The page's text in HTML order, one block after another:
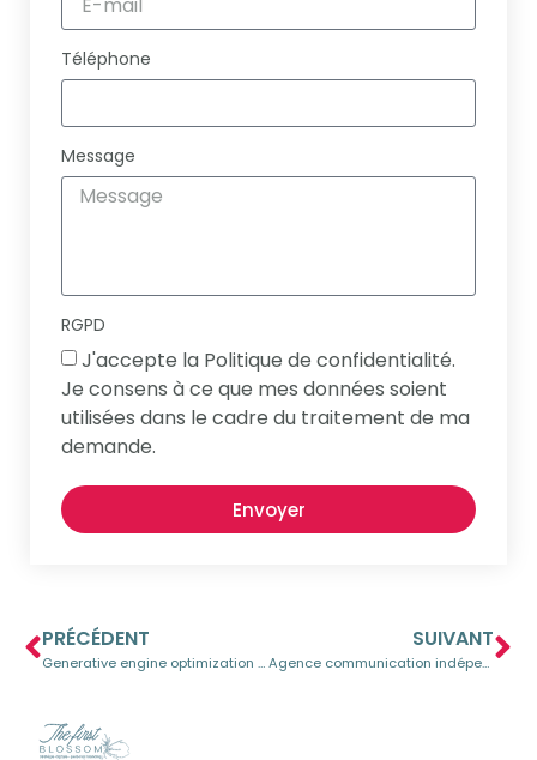
Téléphone
Message
RGPD
J'accepte la Politique de confidentialité.
Je consens à ce que mes données soient
utilisées dans le cadre du traitement de ma
demande.
Envoyer
PRÉCÉDENT
Generative engine optimization : l’allié vital de votre SEO
SUIVANT
Agence communication indépendants tpe pme : The First Blossom